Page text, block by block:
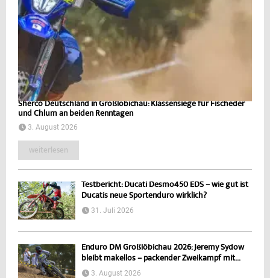
Sherco Deutschland in Großlöbichau: Klassensiege für Fischeder
und Chlum an beiden Renntagen
3. August 2026
weiterlesen
Testbericht: Ducati Desmo450 EDS – wie gut ist
Ducatis neue Sportenduro wirklich?
31. Juli 2026
Enduro DM Großlöbichau 2026: Jeremy Sydow
bleibt makellos – packender Zweikampf mit...
3. August 2026